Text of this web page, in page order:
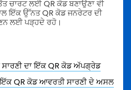
ਚਾਰਟ ਲਈ QR ਕੋਡ ਬਣਾਉਣਾ ਵੀ
ਇੱਕ ਉੱਨਤ QR ਕੋਡ ਜਨਰੇਟਰ ਦੀ
ਲਈ ਪੜ੍ਹਦੇ ਰਹੋ।
ਸਾਰਣੀ ਦਾ ਇੱਕ QR ਕੋਡ ਅੱਪਗ੍ਰੇਡ
ਇੱਕ QR ਕੋਡ ਆਵਰਤੀ ਸਾਰਣੀ ਦੇ ਅਸਲ